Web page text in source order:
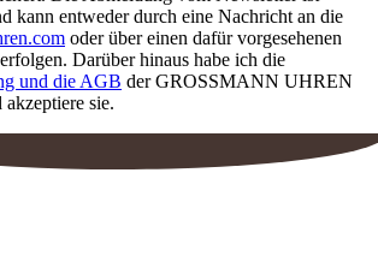
kann entweder durch eine Nachricht an die
oder über einen dafür vorgesehenen
Darüber hinaus habe ich die
und die AGB der GROSSMANN UHREN
sie.